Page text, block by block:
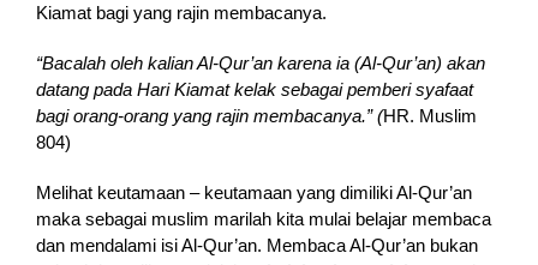
Kiamat bagi yang rajin membacanya.
“Bacalah oleh kalian Al-Qur’an karena ia (Al-Qur’an) akan
datang pada Hari Kiamat kelak sebagai pemberi syafaat
bagi orang-orang yang rajin membacanya.” (HR. Muslim
804)
Melihat keutamaan – keutamaan yang dimiliki Al-Qur’an
maka sebagai muslim marilah kita mulai belajar membaca
dan mendalami isi Al-Qur’an. Membaca Al-Qur’an bukan